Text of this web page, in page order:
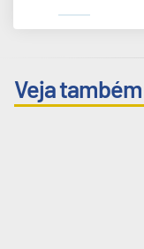
Veja também